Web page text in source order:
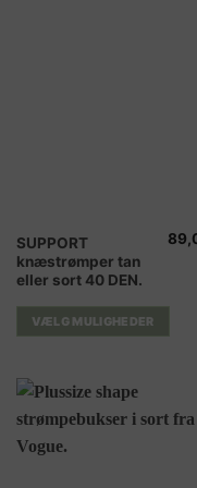
SUPPORT
knæstrømper tan
eller sort 40 DEN.
VÆLG MULIGHEDER
Dette
vare
har
flere
varianter.
kan
vælges
på
varesiden